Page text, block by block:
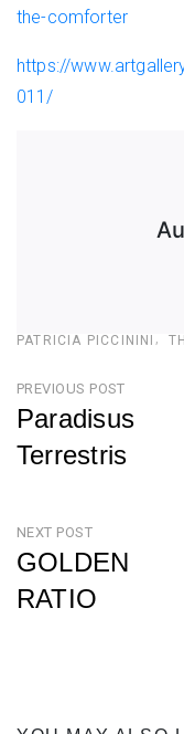
the-comforter
https://
011/
PATRICIA PICCININI
文
章
導
覽
PREVIOUS POST
Paradisus
Terrestris
NEXT POST
GOLDEN
RATIO